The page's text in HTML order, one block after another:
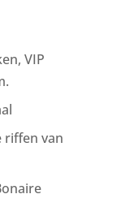
VIP
riffen van